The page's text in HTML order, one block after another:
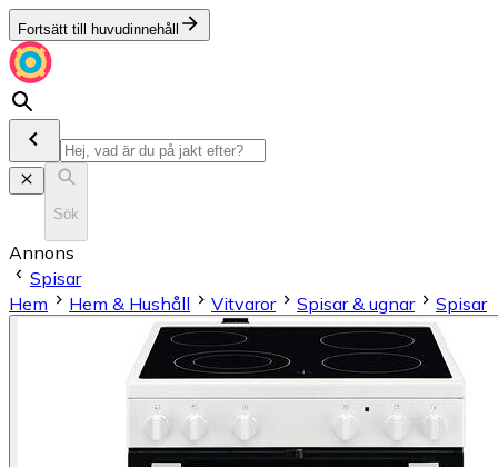
Fortsätt till huvudinnehåll
Sök
Annons
Spisar
Hem
Hem & Hushåll Vitvaror Spisar & ugnar Spisar